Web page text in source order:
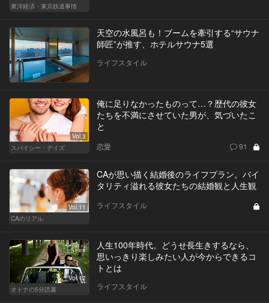
東洋経済・東京鉄道事情
天空の水風呂も！ブームを牽引する“サウナ
師匠”が推す、ホテルサウナ5選
ライフスタイル
Vol.3
スパイシー・デイズ
俺に足りなかったものって…？歴代の彼女
たちを不満にさせていた男が、気づいたこ
と
恋愛 91
Vol.11
CAのリアル
CAが思い描く結婚後のライフプラン。バイ
タリティ溢れる彼女たちの結婚観と人生観
ライフスタイル
Vol.12
オトナの5分読書
人生100年時代。どうせ長生きするなら、
思いっきり楽しみたい人が今からできるコ
トとは
ライフスタイル